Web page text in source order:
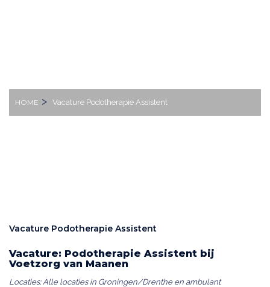
HOME Vacature Podotherapie Assistent
Vacature Podotherapie Assistent
Vacature: Podotherapie Assistent bij
Voetzorg van Maanen
Locaties: Alle locaties in Groningen/Drenthe en ambulant